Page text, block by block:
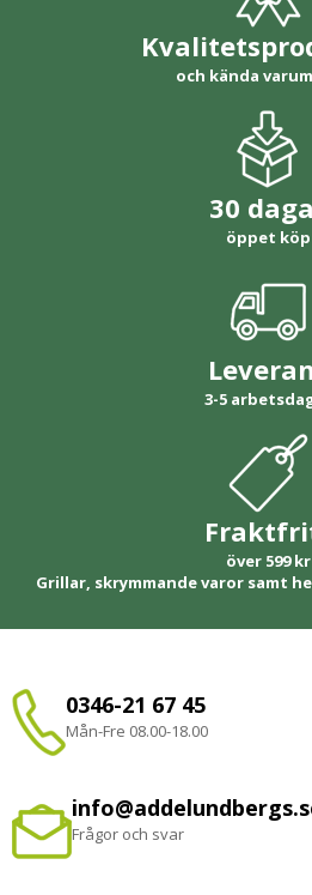
och kända
30
öppet köp
3-5
över 599 kr
Grillar, skrymmande varor samt
0346-21 67 45
Mån-Fre 08.00-18.00
Frågor och svar